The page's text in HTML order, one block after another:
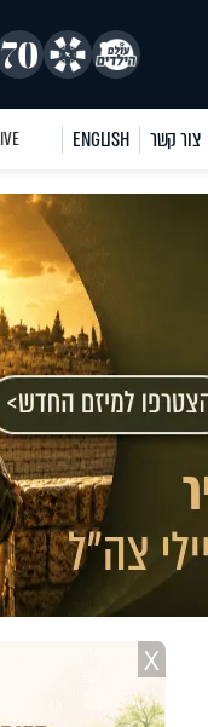
צור קשר ENGLISH
X